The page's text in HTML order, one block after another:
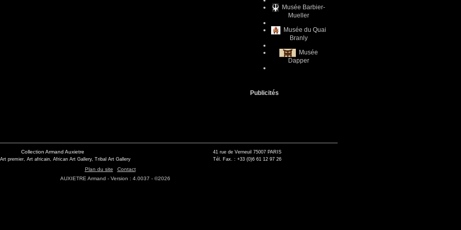
Musée Barbier-
Mueller
Musée du Quai
Branly
Musée
Dapper
Publicités
Collection Armand Auxietre
premier, Art africain, African Art Gallery, Tribal Art Gallery
41 rue de Verneuil 75007 PARIS
Tél. Fax. : +33 (0)6 61 12 97 26
Plan du site
Contact
AUXIETRE Armand - Version : 4.0037 - ©2026